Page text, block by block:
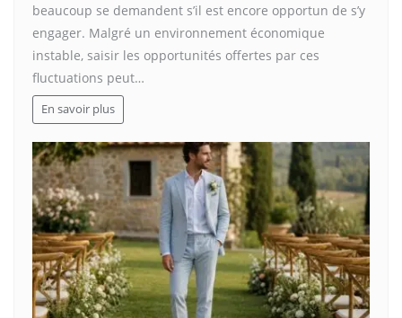
beaucoup se demandent s’il est encore opportun de s’y
engager. Malgré un environnement économique
instable, saisir les opportunités offertes par ces
fluctuations peut…
En savoir plus